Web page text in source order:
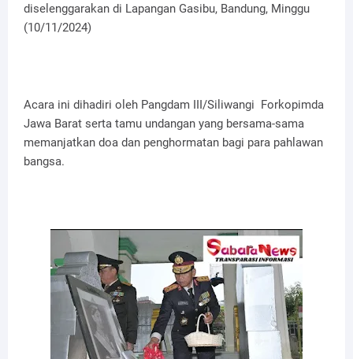
diselenggarakan di Lapangan Gasibu, Bandung, Minggu
(10/11/2024)
Acara ini dihadiri oleh Pangdam III/Siliwangi Forkopimda
Jawa Barat serta tamu undangan yang bersama-sama
memanjatkan doa dan penghormatan bagi para pahlawan
bangsa.